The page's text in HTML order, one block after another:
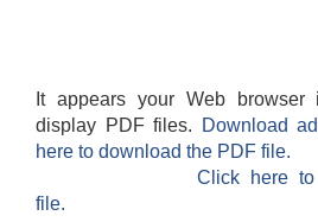
It appears your Web
display PDF files.
Download
here to download the PDF file.
Click here
file.